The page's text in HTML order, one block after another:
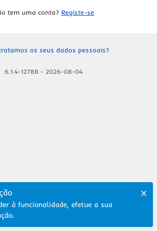
tem uma conta? Registe-se
os seus dados pessoais?
6.1.4-12788 - 2026-08-04
à funcionalidade, efetue a sua